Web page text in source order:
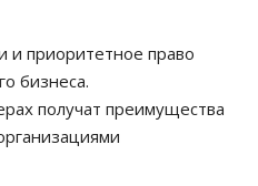
и приоритетное право
бизнеса.
получат преимущества